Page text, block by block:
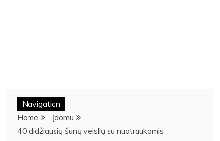
Navigation
Home
Įdomu
40 didžiausių šunų veislių su nuotraukomis